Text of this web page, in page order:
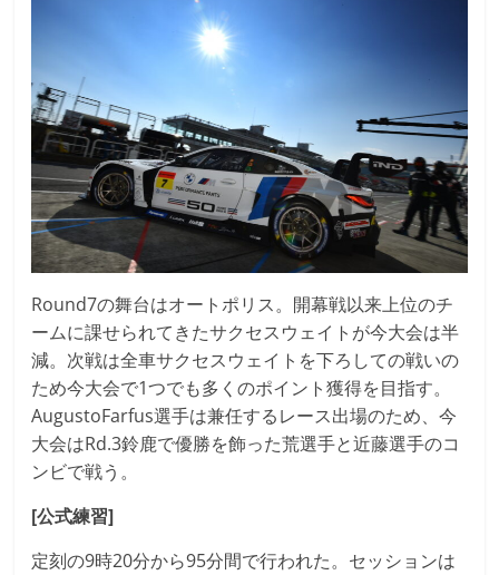
Round7の舞台はオートポリス。開幕戦以来上位のチ
ームに課せられてきたサクセスウェイトが今大会は半
減。次戦は全車サクセスウェイトを下ろしての戦いの
ため今大会で1つでも多くのポイント獲得を目指す。
AugustoFarfus選手は兼任するレース出場のため、今
大会はRd.3鈴鹿で優勝を飾った荒選手と近藤選手のコ
ンビで戦う。
[公式練習]
定刻の9時20分から95分間で行われた。セッションは